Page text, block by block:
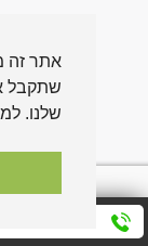
שתקבל
שלנו.